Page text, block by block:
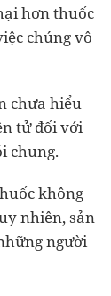
hơn thuốc
chúng vô
chưa hiểu
tử đối với
chung.
không
nhiên, sản
người